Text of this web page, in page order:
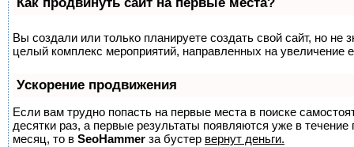
Вы создали или только планируете создать свой сайт, но не
целый комплекс мероприятий, направленных на увеличение
Ускорение продвижения
Если вам трудно попасть на первые места в поиске
десятки раз, а первые результаты появляются уже в
месяц, то в SeoHammer за бустер вернут деньги.